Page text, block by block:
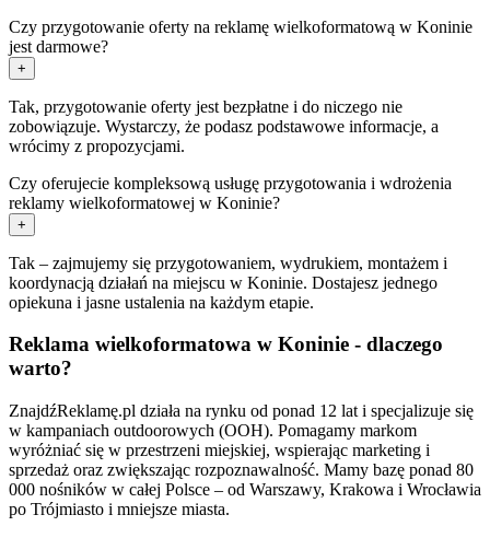
Czy przygotowanie oferty na reklamę wielkoformatową w Koninie
jest darmowe?
+
Tak, przygotowanie oferty jest bezpłatne i do niczego nie
zobowiązuje. Wystarczy, że podasz podstawowe informacje, a
wrócimy z propozycjami.
Czy oferujecie kompleksową usługę przygotowania i wdrożenia
reklamy wielkoformatowej w Koninie?
+
Tak – zajmujemy się przygotowaniem, wydrukiem, montażem i
koordynacją działań na miejscu w Koninie. Dostajesz jednego
opiekuna i jasne ustalenia na każdym etapie.
Reklama wielkoformatowa w Koninie - dlaczego
warto?
ZnajdźReklamę.pl działa na rynku od ponad 12 lat i specjalizuje się
w kampaniach outdoorowych (OOH). Pomagamy markom
wyróżniać się w przestrzeni miejskiej, wspierając marketing i
sprzedaż oraz zwiększając rozpoznawalność. Mamy bazę ponad 80
000 nośników w całej Polsce – od Warszawy, Krakowa i Wrocławia
po Trójmiasto i mniejsze miasta.